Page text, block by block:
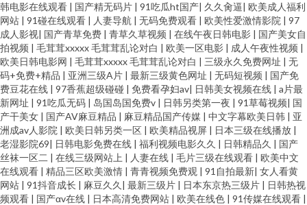
韩电影在线观看 | 国产精无码片 | 91吃瓜ht国产| 久久肏逼| 欧美成人福利
网站 | 91碰在线观看 | 人妻导航 | 无码免费观看 | 欧美性爱激情影院 | 97
成人影视| 国产青草免费 | 青草久草视频 | 在线午夜日韩电影 | 国产美女自
拍视频 | 毛茸茸xxxxx 毛茸茸乱论对白 | 欧美一区电影 | 成人午夜性视频 |
欧美日韩电影网 | 毛茸茸xxxxx 毛茸茸乱论对白 | 三级永久免费网址 | 无
码+免费+精品 | 亚洲三级A片 | 最新三级黄色网址 | 无码短视频 | 国产免
费豆花在线 | 97香蕉超级碰碰 | 免费看孕妇av| 日韩美女视频在线 | a片最
新网址 | 91吃瓜无码 | 岛国岛国免费v | 日韩另类第一夜 | 91草莓视频| 国
产干美女 | 国产AV麻豆精品 | 麻豆精品国产传媒 | 中文字幕欧美日韩 | 亚
洲成av人影院 | 欧美日韩另类一区 | 欧美精品视屏 | 日本三级在线播放 |
老湿影院69| 日韩电影免费在线 | 福利视频电影久久 | 日韩精品久 | 国产
丝袜一区二 | 在线三级网站上 | 人妻在线 | 毛片三级在线观看 | 欧美中文
在线观看 | 精品三区欧美激情 | 青青视频免费观 | 91自拍最新| 女人看黄
网站 | 91抖音成长 | 麻豆久久 | 最新三级片 | 日本东京热三级片 | 日韩热视
频观看 | 国产αv在线 | 日本高清免费网站 | 欧美在线色 | 91传媒在线观看 |